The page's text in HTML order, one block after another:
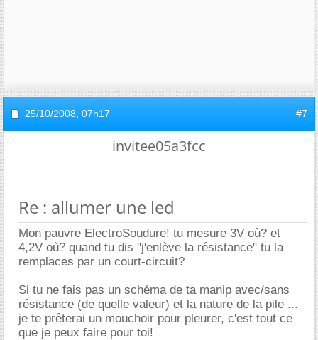
25/10/2008, 07h17 #7
invitee05a3fcc
Re : allumer une led
Mon pauvre ElectroSoudure! tu mesure 3V où? et
4,2V où? quand tu dis "j'enlève la résistance" tu la
remplaces par un court-circuit?
Si tu ne fais pas un schéma de ta manip avec/sans
résistance (de quelle valeur) et la nature de la pile ...
je te prêterai un mouchoir pour pleurer, c'est tout ce
que je peux faire pour toi!